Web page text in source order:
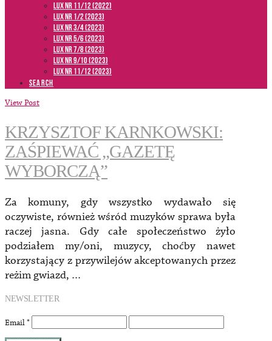
LUX NR 11/12 (2022)
LUX NR 1/2 (2023)
LUX NR 3/4 (2023)
LUX NR 5/6 (2023)
LUX NR 7/8 (2023)
LUX NR 9/10 (2023)
LUX NR 11/12 (2023)
SEARCH
View Post
KRZYSZTOF KARNKOWSKI:
ZAŚPIEWAĆ „GAZETĘ
WYBORCZĄ”
Za komuny, gdy wszystko wydawało się
oczywiste, również wśród muzyków sprawa była
raczej jasna. Gdy całe społeczeństwo żyło
podziałem my/oni, muzycy, choćby nawet
korzystający z przywilejów akceptowanych przez
reżim gwiazd, …
NEWSLETTER
Email*